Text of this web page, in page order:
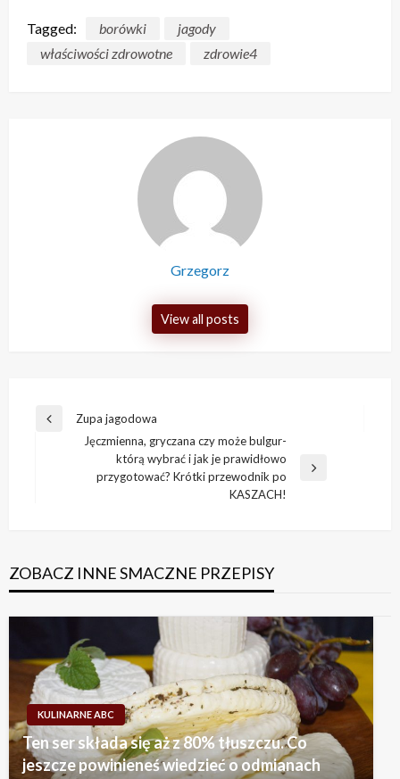
Tagged: borówki
jagody
właściwości zdrowotne
zdrowie4
Grzegorz
View all posts
Nawigacja
Previous
Zupa jagodowa
Jęczmienna, gryczana czy może bulgur-
którą wybrać i jak je prawidłowo
przygotować? Krótki przewodnik po
KASZACH!
ZOBACZ INNE SMACZNE PRZEPISY
KULINARNE ABC
Ten ser składa się aż z 80% tłuszczu. Co
jeszcze powinieneś wiedzieć o odmianach